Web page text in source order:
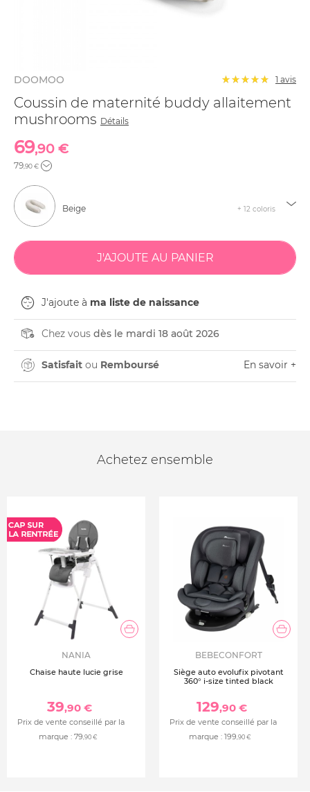
DOOMOO 1 avis
Coussin de maternité buddy allaitement
mushrooms Détails
69,90 €
79,90 €
Beige + 12 coloris
J'ajoute à ma liste de naissance
Chez vous dès le mardi 18 août 2026
Satisfait ou Remboursé En savoir +
Achetez ensemble
NANIA
Chaise haute lucie grise
39,90 €
Prix de vente conseillé par la
marque : 79,90 €
BEBECONFORT
Siège auto evolufix pivotant
360° i-size tinted black
129,90 €
Prix de vente conseillé par la
marque : 199,90 €